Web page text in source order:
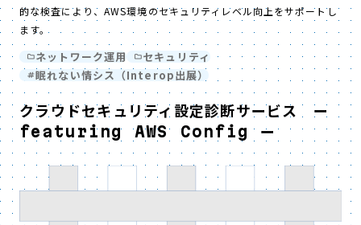
的な検査により、AWS環境のセキュリティレベル向上をサポートし
ます。
ネットワーク運用
セキュリティ
眠れない情シス（Interop出展）
クラウドセキュリティ設定診断サービス ー
featuring AWS Config ー